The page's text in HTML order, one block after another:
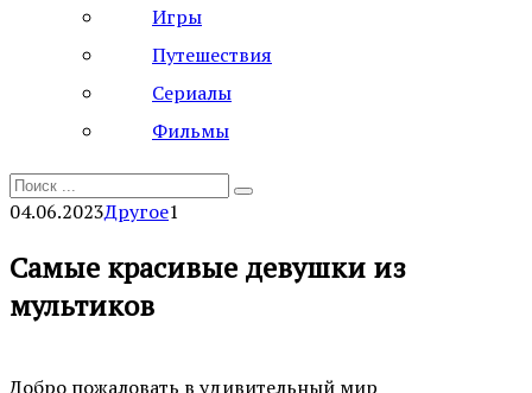
Игры
Путешествия
Сериалы
Фильмы
Search
for:
04.06.2023Другое1
Самые красивые девушки из
мультиков
Добро пожаловать в удивительный мир